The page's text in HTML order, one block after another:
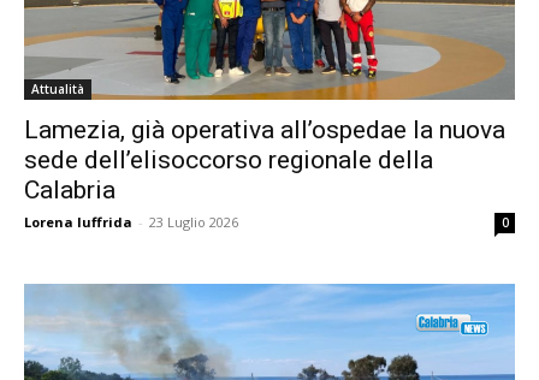
Attualità
Lamezia, già operativa all’ospedae la nuova
sede dell’elisoccorso regionale della
Calabria
Lorena Iuffrida - 23 Luglio 2026 0